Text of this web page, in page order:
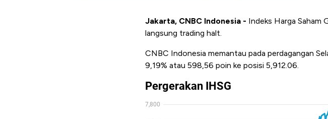
Jakarta, CNBC Indonesia - Indeks Harga Saham
langsung trading halt.
CNBC Indonesia memantau pada perdagangan
9,19% atau 598,56 poin ke posisi 5,912.06.